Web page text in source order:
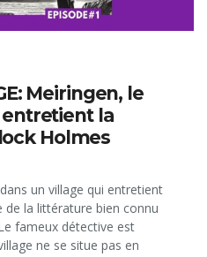
Meiringen, le
entretient la
Holmes
un village qui entretient
de la littérature bien connu
fameux détective est
ne se situe pas en